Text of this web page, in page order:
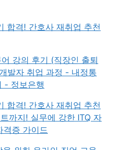
합격! 간호사 재취업 추천
강의 후기 (직장인 출퇴
발자 취업 과정 - 내정통
- 정보은행
합격! 간호사 재취업 추천
까지! 실무에 강한 ITQ 자
격증 가이드